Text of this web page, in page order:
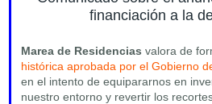
financiación a la
Marea de Residencias valora de
histórica aprobada por el Gobierno
en el intento de equipararnos en
nuestro entorno y revertir los